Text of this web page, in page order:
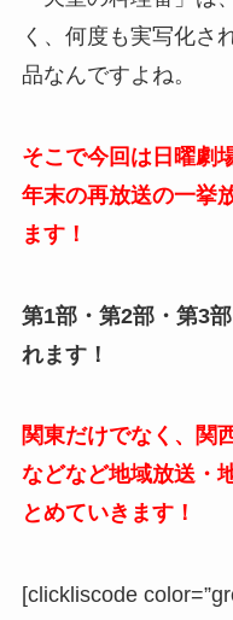
く、何度も実写化さ
品なんですよね。
そこで今回は日曜劇
年末の再放送の一挙
ます！
第1部・第2部・第3
れます！
関東だけでなく、関
などなど地域放送・
とめていきます！
[clickliscode